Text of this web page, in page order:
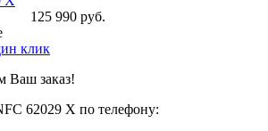
125 990 руб.
клик
Ваш заказ!
62029 X по телефону: